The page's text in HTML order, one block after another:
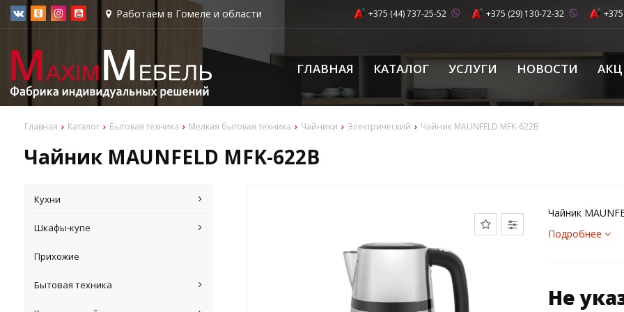
Работаем в Гомеле и области +375 (44) 737-25-52 +375 (29) 130-72-32
ГЛАВНАЯ КАТАЛОГ УСЛУГИ НОВОСТИ
Главная Каталог Бытовая техника Мелкая бытовая техника Чайники Электрический Чайник MAUNFELD MFK-622B
Чайник MAUNFELD MFK-622B
Кухни
Шкафы-купе
Прихожие
Бытовая техника
Чайник
Подробнее
Не